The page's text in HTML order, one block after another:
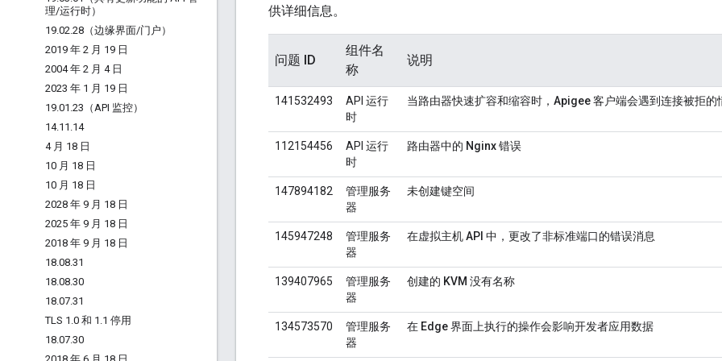
理/运行时）
19.02.28（边缘界面/门户）
2019 年 2 月 19 日
2004 年 2 月 4 日
2023 年 1 月 19 日
19.01 .23（API 监控）
14.11 .14
4 月 18 日
10 月 18 日
10 月 18 日
2028 年 9 月 18 日
2025 年 9 月 18 日
2018 年 9 月 18 日
18.08.31
18.08.30
18.07.31
TLS 1 .0 和 1 .1 停用
18.07.30
供详细信息。
问题 ID
组件名
称
说明
141532493
API 运行
时
当路由器快速扩容和缩容时，Apigee 客户端会遇到连接被拒的
112154456
API 运行
时
路由器中的 Nginx 错误
147894182
管理服务
器
未创建键空间
145947248
管理服务
器
在虚拟主机 API 中，更改了非标准端口的错误消息
139407965
管理服务
器
创建的 KVM 没有名称
134573570
管理服务
器
在 Edge 界面上执行的操作会影响开发者应用数据